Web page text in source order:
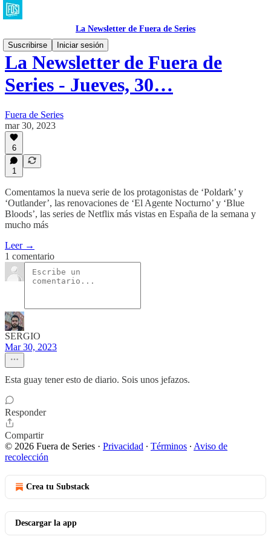
La Newsletter de Fuera de Series
Suscribirse
Iniciar sesión
La Newsletter de Fuera de
Series - Jueves, 30…
Fuera de Series
mar 30, 2023
6
1
Comentamos la nueva serie de los protagonistas de ‘Poldark’ y
‘Outlander’, las renovaciones de ‘El Agente Nocturno’ y ‘Blue
Bloods’, las series de Netflix más vistas en España de la semana y
mucho más
Leer →
1 comentario
SERGIO
Mar 30, 2023
Esta guay tener esto de diario. Sois unos jefazos.
Responder
Compartir
© 2026 Fuera de Series · Privacidad ∙ Términos ∙ Aviso de
recolección
Crea tu Substack
Descargar la app